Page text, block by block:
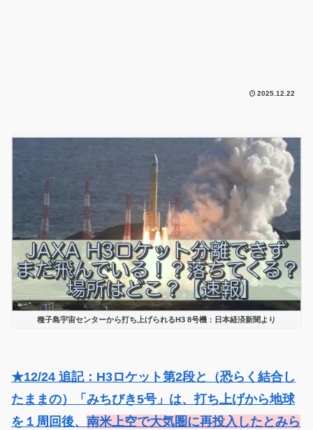
2025.12.22
種子島宇宙センターから打ち上げられるH3 8号機：日本経済新聞より
★12/24 追記：H3ロケット第2段と（恐らく結合し
たままの）「みちびき5号」は、打ち上げから地球
を１周回後、 南米上空で大気圏に再投入したとみら